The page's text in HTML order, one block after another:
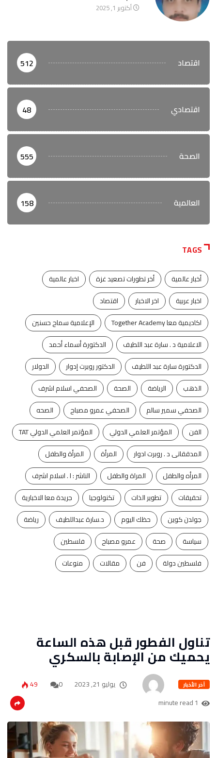
أكتوبر 1, 2025
اقتصاد 512
اقتصادي 48
الصحة 555
العالمية 158
TAGS
أخبار عالمية أخر تطورات تصعيد غزة
اخبار عالمية
اخبار عربية
اخر الاخبار
اقتصاد
اكاديمية معا Together Academy
الإعلامية سماح حسنين
الاعلامية د . سارة عبد اللطيف
الدكتورة أسماء أحمد
الدكتورة سارة عبد اللطيف
الدكتور روبرت إدوار
الدولار
الذهب
الرياضة الصحة
الصحفي اسلام اشرف
الصحفي سمير سالم
الصحفي عمرو مصباح
الصحه
الفن
المؤتمر العلمي الدولي
المؤتمر العلمي الدولي TAT
المدققاتى د . روبرت ادوار
المرأة
المرأة والطفل
المرأه والطفل
المراة والطفل
الناشر : ا . اسلام اشرف
تحقيقات
تطوير الذات تكنولوجيا
جريدة معا الاخبارية
جولدن كوين
حظك اليوم د.سارة عبداللطيف
رياضة
سياسة
صحة عمرو مصباح
فلسطين
فلسطين دولة
فن مقالات منوعات
تناول الفطور قبل هذه الساعة
يحميك من الإصابة بالسكري
آخر الأخبار يوليو 21, 2023 0
49
1 minute read